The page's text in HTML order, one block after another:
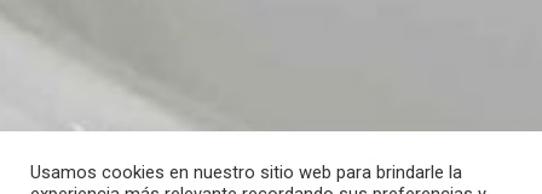
Usamos cookies en nuestro sitio web para brindarle la